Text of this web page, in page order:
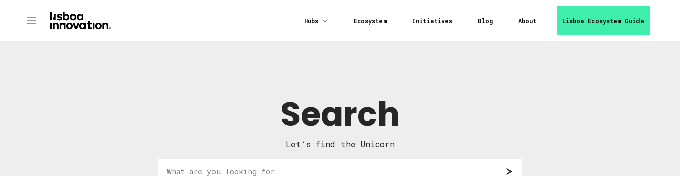
Hubs Ecosystem Initiatives Blog About Lisboa Ecosystem Guide
Search
Let’s find the Unicorn